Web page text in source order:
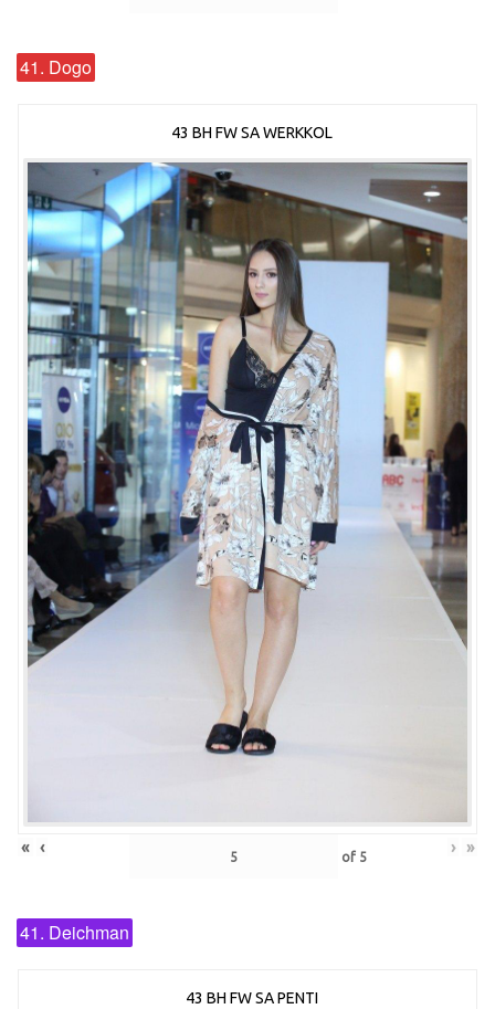
41. Dogo
43 BH FW SA WERKKOL
« ‹ of 5 › »
41. Deichman
43 BH FW SA PENTI